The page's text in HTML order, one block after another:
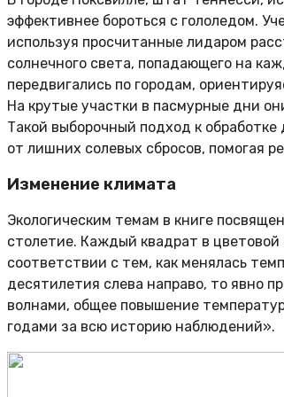
эффективнее бороться с гололедом.
используя просчитанные лидаром
солнечного света, попадающего на
передвигались по городам,
На крутые участки в пасмурные дни
Такой выборочный подход к
от лишних солевых сбросов, помогая
Изменение климата
Экологическим темам в книге
столетие. Каждый квадрат в
соответствии с тем, как менялась
десятилетия слева направо, то явно
волнами, общее повышение
годами за всю историю наблюдений».